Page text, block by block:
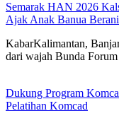
Semarak HAN 2026
Ajak Anak Banua
KabarKalimantan,
dari wajah Bunda
Dukung Program
Pelatihan Komcad